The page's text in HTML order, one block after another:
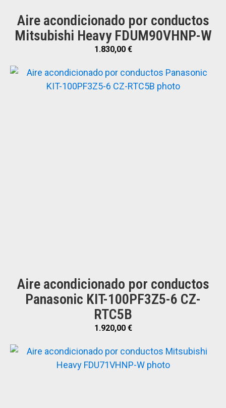
Aire acondicionado por conductos
Mitsubishi Heavy FDUM90VHNP-W
1.830,00 €
Aire acondicionado por conductos
Panasonic KIT-100PF3Z5-6 CZ-
RTC5B
1.920,00 €